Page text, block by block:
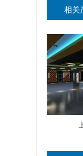
相关